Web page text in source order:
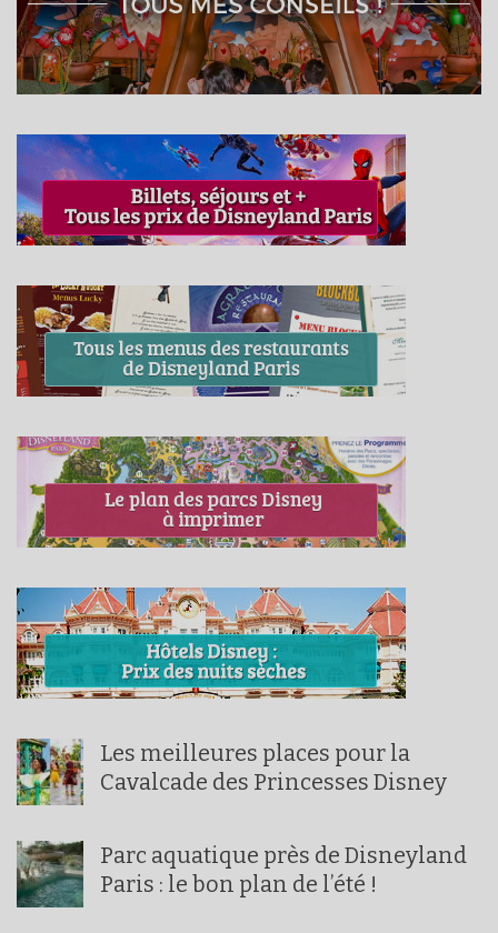
Les meilleures places pour la
Cavalcade des Princesses Disney
Parc aquatique près de Disneyland
Paris : le bon plan de l’été !